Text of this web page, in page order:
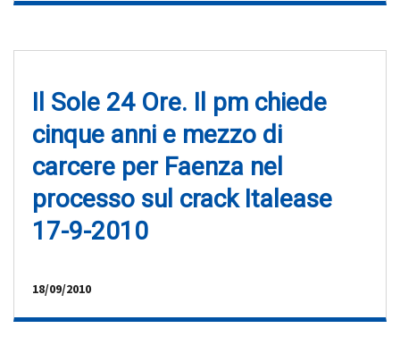
Il Sole 24 Ore. Il pm chiede
cinque anni e mezzo di
carcere per Faenza nel
processo sul crack Italease
17-9-2010
18/09/2010